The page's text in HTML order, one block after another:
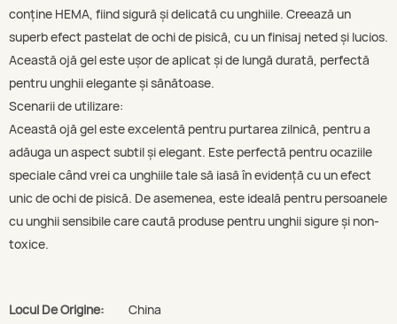
conține HEMA, fiind sigură și delicată cu unghiile. Creează un
superb efect pastelat de ochi de pisică, cu un finisaj neted și lucios.
Această ojă gel este ușor de aplicat și de lungă durată, perfectă
pentru unghii elegante și sănătoase.
Scenarii de utilizare:
Această ojă gel este excelentă pentru purtarea zilnică, pentru a
adăuga un aspect subtil și elegant. Este perfectă pentru ocaziile
speciale când vrei ca unghiile tale să iasă în evidență cu un efect
unic de ochi de pisică. De asemenea, este ideală pentru persoanele
cu unghii sensibile care caută produse pentru unghii sigure și non-
toxice.
Locul De Origine:
China